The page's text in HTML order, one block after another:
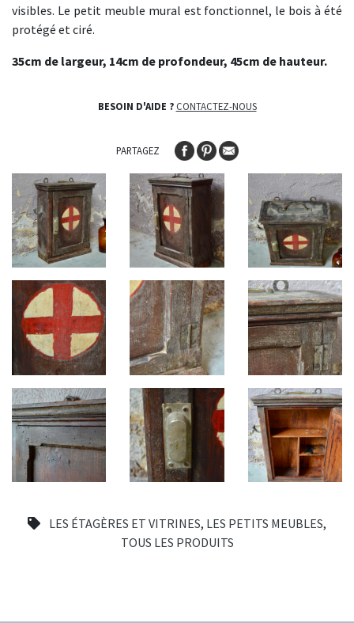
LES ÉTAGÈRES ET VITRINES, LES PETITS MEUBLES,
TOUS LES PRODUITS
visibles. Le petit meuble mural est fonctionnel, le bois à été
protégé et ciré.
35cm de largeur, 14cm de profondeur, 45cm de hauteur.
BESOIN D'AIDE ? CONTACTEZ-NOUS
PARTAGEZ